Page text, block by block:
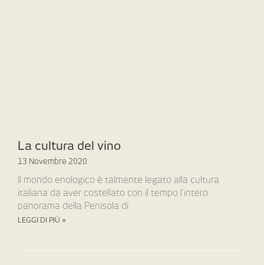
La cultura del vino
13 Novembre 2020
Il mondo enologico è talmente legato alla cultura
italiana da aver costellato con il tempo l’intero
panorama della Penisola di
LEGGI DI PIÙ »